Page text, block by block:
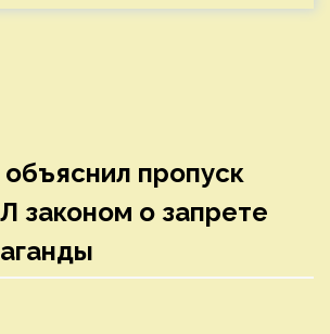
пропуск
законом о запрете